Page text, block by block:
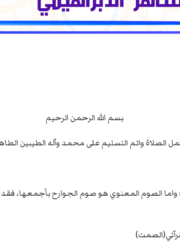
بسم الله الرحمن الرحيم
الصلاة واتم التسليم على محمد وآله الطيبين
الصوم المعنوي هو صوم الجوارح بأجمعها، فقد